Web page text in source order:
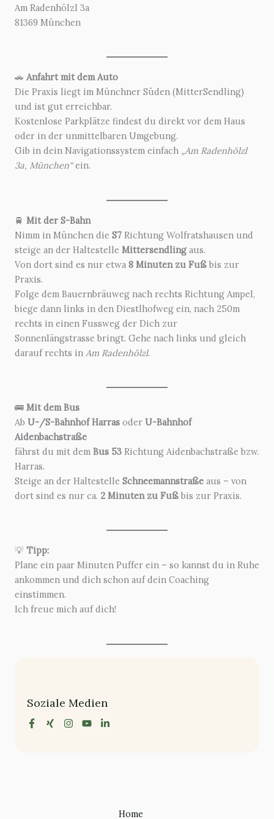
Am Radenhölzl 3a
81369 München
🚗 Anfahrt mit dem Auto
Die Praxis liegt im Münchner Süden (MitterSendling)
und ist gut erreichbar.
Kostenlose Parkplätze findest du direkt vor dem Haus
oder in der unmittelbaren Umgebung.
Gib in dein Navigationssystem einfach „Am Radenhölzl
3a, München“ein.
🚆 Mit der S-Bahn
Nimm in München die S7 Richtung Wolfratshausen und
steige an der Haltestelle Mittersendlingaus.
Von dort sind es nur etwa 8 Minuten zu Fußbis zur
Praxis.
Folge dem Bauernbräuweg nach rechts Richtung Ampel,
biege dann links in den Diestlhofweg ein, nach 250m
rechts in einen Fussweg der Dich zur
Sonnenlängstrasse bringt. Gehe nach links und gleich
darauf rechts in Am Radenhölzl.
🚌 Mit dem Bus
Ab U-/S-Bahnhof Harras oder U-Bahnhof
Aidenbachstraße
fährst du mit dem Bus 53 Richtung Aidenbachstraße bzw.
Harras.
Steige an der Haltestelle Schneemannstraße aus – von
dort sind es nur ca. 2 Minuten zu Fußbis zur Praxis.
💡 Tipp:
Plane ein paar Minuten Puffer ein – so kannst du in Ruhe
ankommen und dich schon auf dein Coaching
einstimmen.
Ich freue mich auf dich!
Soziale Medien
Home